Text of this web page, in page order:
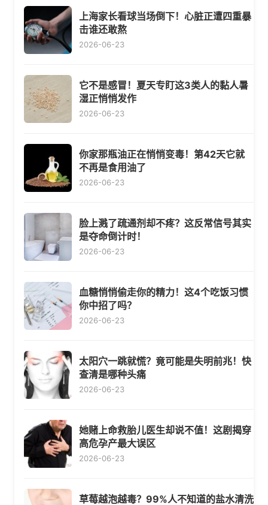
上海家长看球当场倒下！心脏正遭四重暴
击谁还敢熬
2026-06-23
它不是感冒！夏天专盯这3类人的黏人暑
湿正悄悄发作
2026-06-23
你家那瓶油正在悄悄变毒！第42天它就
不再是食用油了
2026-06-23
脸上溅了疏通剂却不疼？这反常信号其实
是夺命倒计时！
2026-06-23
血糖悄悄偷走你的精力！这4个吃饭习惯
你中招了吗？
2026-06-23
太阳穴一跳就慌？竟可能是失明前兆！快
查清是哪种头痛
2026-06-23
她赌上命救胎儿医生却说不值！这剧揭穿
高危孕产最大误区
2026-06-23
草莓越泡越毒？99%人不知道的盐水清洗